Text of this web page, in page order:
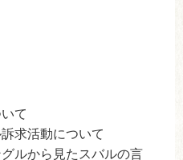
て
求活動について
ルから見たスバルの言